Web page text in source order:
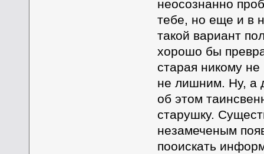
неосознанно
тебе, но еще и в
такой вариант
хорошо бы
старая никому
не лишним. Ну, а
об этом
старушку.
незамеченым
пооискать